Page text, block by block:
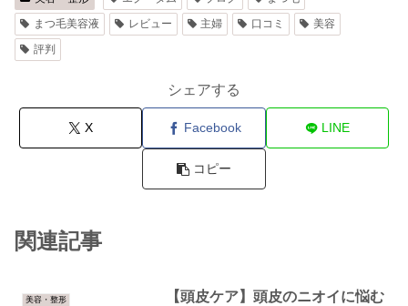
まつ毛美容液
レビュー 主婦 口コミ
美容
評判
シェアする
X Facebook LINE
コピー
関連記事
美容・整形
【頭皮ケア】頭皮のニオイに悩む